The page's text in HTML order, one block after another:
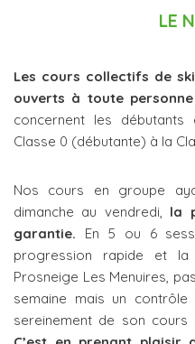
LE
Les cours collectifs de
ouverts à toute
concernent les
Classe 0 (débutante) à la
Nos cours en groupe
dimanche au vendredi, la
garantie. En 5 ou 6
progression rapide et la
Prosneige Les Menuires,
semaine mais un
sereinement de son